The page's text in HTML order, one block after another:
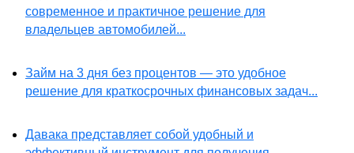
современное и практичное решение для
владельцев автомобилей...
Займ на 3 дня без процентов — это удобное
решение для краткосрочных финансовых задач...
Давака представляет собой удобный и